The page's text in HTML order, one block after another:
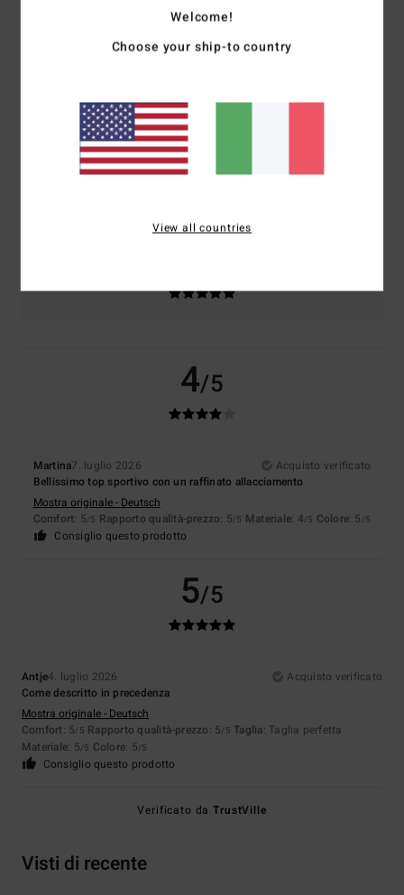
basato su2 recensioni verificatedal luglio 2026
Comfort
5.0
Rapporto qualità-prezzo
4/5
Martina7. luglio 2026
Acquisto verificato
Bellissimo top sportivo con un raffinato allacciamento
Mostra originale - Deutsch
Comfort: 5/5 Rapporto qualità-prezzo: 5/5 Materiale: 4/5 Colore: 5 /5
Consiglio questo prodotto
5/5
Antje4. luglio 2026
Acquisto verificato
Come descritto in precedenza
Mostra originale - Deutsch
Comfort: 5/5 Rapporto qualità-prezzo: 5/5 Taglia: Taglia perfetta
Materiale: 5/5 Colore: 5/5
Consiglio questo prodotto
Verificato daTrustVille
Visti di recente
Welcome!
Choose your ship-to country
View all countries